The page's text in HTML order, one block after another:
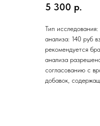
5 300 р.
Тип
анализа: 140 руб
рекомендуется
анализа
согласованию с
добавок,